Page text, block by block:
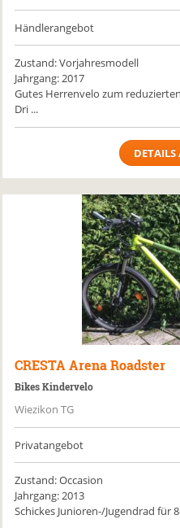
Händlerangebot
Zustand: Vorjahresmodell
Jahrgang: 2017
Gutes Herrenvelo zum
Dri ...
DETAILS
CRESTA Arena Roadster
Bikes Kindervelo
Wiezikon TG
Privatangebot
Zustand: Occasion
Jahrgang: 2013
Schickes Junioren-/Jugendrad für